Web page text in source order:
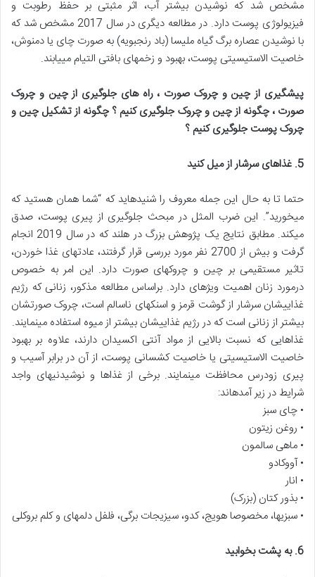
مشخص شد که نوشیدن بیشتر آب، اثر مثبتی بر حفظ رطوبت و
فیزیولوژی پوست دارد. در مطالعه دیگری در سال 2017 مشخص شد که
با نوشیدن عصاره برگ گیاه ملیسا (باد رنجبویه) به صورت چای یا دمنوش،
خاصیت الاستیسیتی پوست، بهبود و زخم‎های بافتی التیام می‎یابند.
پیشگیری از چین و چروک صورت ، راه های جلوگیری از چین و چروک
صورت ، چگونه از چین و چروک جلوگیری کنیم ؟ چگونه از تشکیل چین و
چروک پوست جلوگیری کنیم ؟
5. غذاهای سرشار از میل کنید
حتما تا به حال این جمله معروف را شنیده‎اید که “شما همان هستید که
می‎خورید”. این ضرب المثل در مبحث جلوگیری از پیری پوست، صدق
می‎کند. مطابق نتایج یک پژوهش بزرگ در هلند که در سال 2019 انجام
گرفت و بیش از 2700 نفر مورد بررسی قرار گرفتند، عادت‎های غذا خوردن،
تاثیر مستقیمی بر چین و چروک‎های صورت دارد. این امر به خصوص
درمورد زنان اهمیت ویژه‎ای دارد. براساس مطالعه مذکور، زنانی که رژیم
غذایی‎شان سرشار از گوشت قرمز و اسنک‎های ناسالم است، چروک صورتشان
بیشتر از زنانی است که در رژیم غذایی‎شان بیشتر از میوه استفاده می‎نمایند.
غذاهایی که نسبت بالایی از مواد آنتی اکسیدان دارند، علاوه بر بهبود
خاصیت الاستیسیتی یا خاصیت کشسانی پوست، از آن در برابر آسیب و
پیری زودرس محافظت می‎نمایند. برخی از غذاها و نوشیدنی‎های واجد
شرایط در زیر آمده‎اند:
• چای سبز
• روغن زیتون
• ماهی سالمون
• آووکادو
• انار
• بذور کتان (بزرک)
• سبزی‎ها، مخصوصا هویج، کدو، سیزیجات برگی، فلفل دلمه‎ای و کلم بروکلی
6. به پشت بخوابید